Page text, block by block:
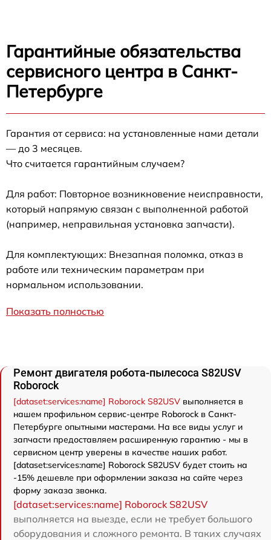
Гарантийные обязательства
сервисного центра в Санкт-
Петербурге
Гарантия от сервиса: на установленные нами детали
— до 3 месяцев.
Что считается гарантийным случаем?
Для работ: Повторное возникновение неисправности,
который напрямую связан с выполненной работой
(например, неправильная установка запчасти).
Для комплектующих: Внезапная поломка, отказ в
работе или техническим параметрам при
нормальном использовании.
Показать полностью
Ремонт двигателя робота-пылесоса S82USV
Roborock
[dataset:services:name] Roborock S82USV выполняется в
нашем профильном сервис-центре Roborock в Санкт-
Петербурге опытными мастерами. На все виды услуг и
запчасти предоставляем расширенную гарантию - мы в
сервисном центр уверены в качестве наших работ.
[dataset:services:name] Roborock S82USV будет стоить на
-15% дешевле при оформлении заказа на сайте через
форму заказа звонка.
[dataset:services:name] Roborock S82USV
выполняется на выезде, если не требует большого
оборудования и сложного ремонта. В таких случаях